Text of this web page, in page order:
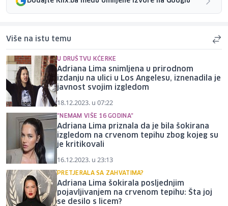
Više na istu temu
U DRUŠTVU KĆERKE
Adriana Lima snimljena u prirodnom
izdanju na ulici u Los Angelesu, iznenadila je
javnost svojim izgledom
18.12.2023. u 07:22
"NEMAM VIŠE 16 GODINA"
Adriana Lima priznala da je bila šokirana
izgledom na crvenom tepihu zbog kojeg su
je kritikovali
16.12.2023. u 23:13
PRETJERALA SA ZAHVATIMA?
Adriana Lima šokirala posljednjim
pojavljivanjem na crvenom tepihu: Šta joj
se desilo s licem?